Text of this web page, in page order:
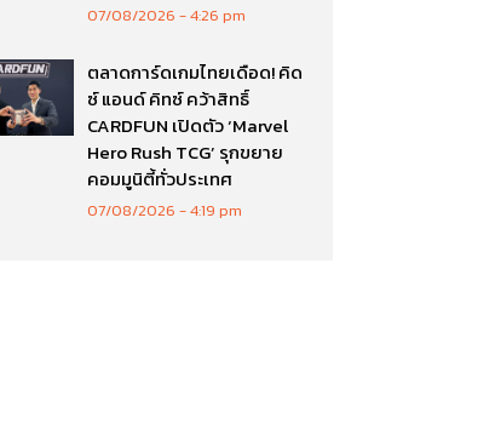
07/08/2026 4:26 pm
ตลาดการ์ดเกมไทยเดือด! คิด
ซ์ แอนด์ คิทซ์ คว้าสิทธิ์
CARDFUN เปิดตัว ‘Marvel
Hero Rush TCG’ รุกขยาย
คอมมูนิตี้ทั่วประเทศ
07/08/2026 4:19 pm